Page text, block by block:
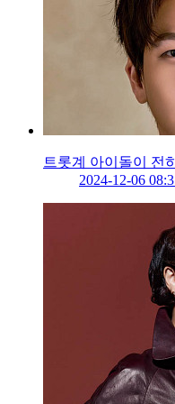
트롯계 아이돌이 전
2024-12-06